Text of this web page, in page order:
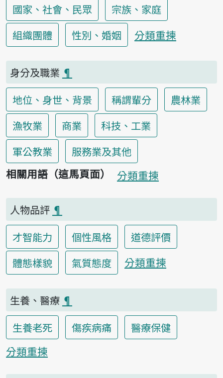
國家、社會、民眾
宗族、家庭
組織團體
性別、婚姻 分類重揀
身分及職業 ¶
地位、身世、背景
稱謂輩分
農林業
漁牧業
商業
科技、工業
軍公教業
服務業及其他
相關用語（這馬頁面）
分類重揀
人物品評 ¶
才智能力
個性風格
道德評價
體態樣貌
氣質態度 分類重揀
生養、醫療 ¶
生養老死
傷疾病痛
醫療保健
分類重揀